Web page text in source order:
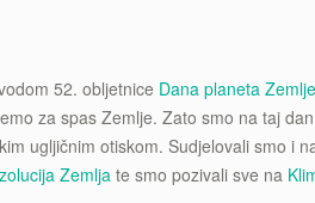
52. obljetnice Dana planeta Zemlje
za spas Zemlje. Zato smo na taj
ugljičnim otiskom. Sudjelovali smo i
Zemljate smo pozivali sve na